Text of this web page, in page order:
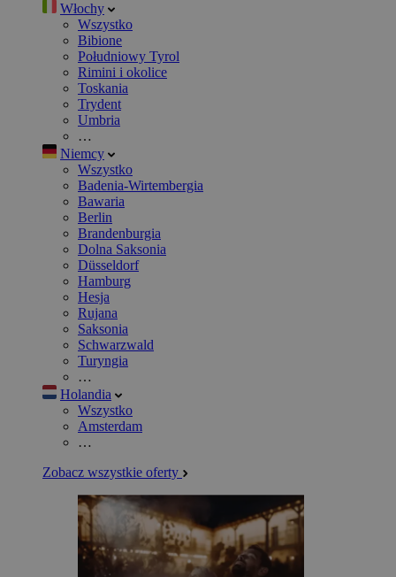
Włochy
Wszystko
Bibione
Południowy Tyrol
Rimini i okolice
Toskania
Trydent
Umbria
…
Niemcy
Wszystko
Badenia-Wirtembergia
Bawaria
Berlin
Brandenburgia
Dolna Saksonia
Düsseldorf
Hamburg
Hesja
Rujana
Saksonia
Schwarzwald
Turyngia
…
Holandia
Wszystko
Amsterdam
…
Zobacz wszystkie oferty